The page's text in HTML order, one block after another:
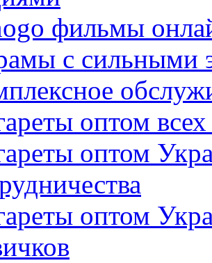
фильмы
с сильными
оптом
оптом
оптом